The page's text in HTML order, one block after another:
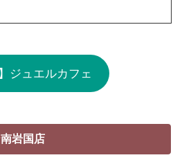
ジュエルカフェ
岩国店